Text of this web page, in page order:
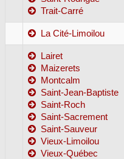
Trait-Carré
La Cité-Limoilou
Lairet
Maizerets
Montcalm
Saint-Jean-Baptiste
Saint-Roch
Saint-Sacrement
Saint-Sauveur
Vieux-Limoilou
Vieux-Québec